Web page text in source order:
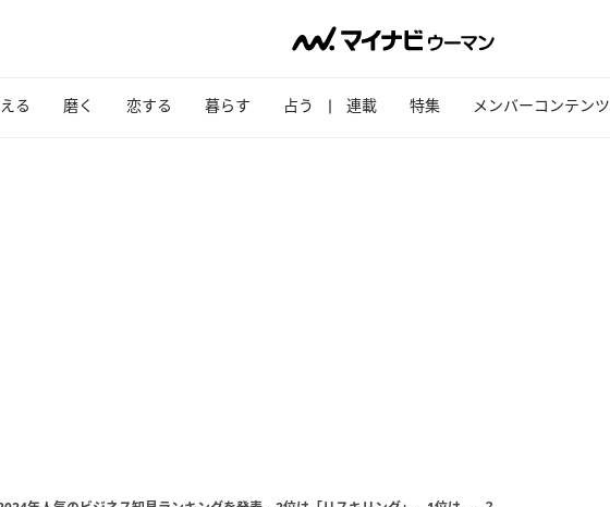
る 磨く 恋する 暮らす 占う 連載 特集 メンバーコンテンツ